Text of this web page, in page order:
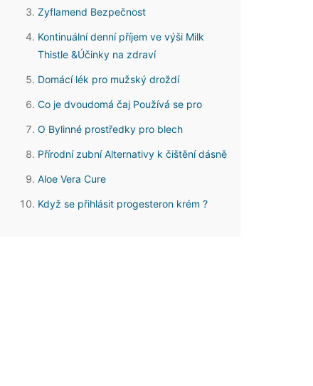
Zyflamend Bezpečnost
Kontinuální denní příjem ve výši Milk
Thistle &Účinky na zdraví
Domácí lék pro mužský droždí
Co je dvoudomá čaj Používá se pro
O Bylinné prostředky pro blech
Přírodní zubní Alternativy k čištění dásně
Aloe Vera Cure
Když se přihlásit progesteron krém ?